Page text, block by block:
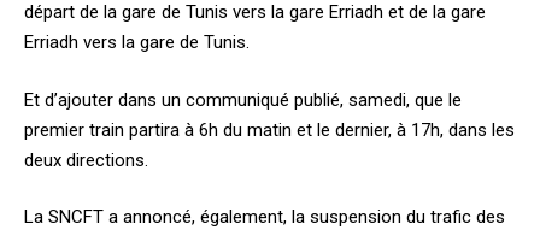
départ de la gare de Tunis vers la gare Erriadh et de la gare
Erriadh vers la gare de Tunis.
Et d’ajouter dans un communiqué publié, samedi, que le
premier train partira à 6h du matin et le dernier, à 17h, dans les
deux directions.
La SNCFT a annoncé, également, la suspension du trafic des